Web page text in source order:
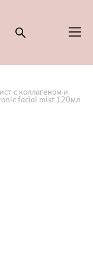
с коллагеном и
facial mist 120мл